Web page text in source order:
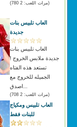
(مرات اللعب: 2 780)
العاب تلبيس بنات
جديدة
العاب تلبيس بنات
جديدة ملابس الخروج !
تستعد هذه الفتاه
الجميله للخروج مع
(مرات اللعب: 2 708)
العاب تلبيس ومكياج
للبنات فقط